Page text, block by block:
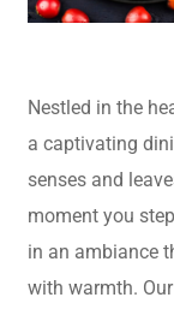
Nestled in the
a captivating
senses and
moment you
in an ambiance
with warmth.